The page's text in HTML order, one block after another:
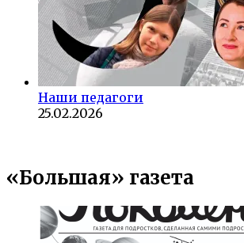
Наши педагоги
25.02.2026
«Большая» газета